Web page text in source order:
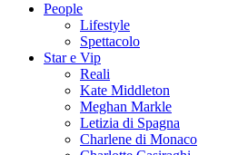
People
Lifestyle
Spettacolo
Star e Vip
Reali
Kate Middleton
Meghan Markle
Letizia di Spagna
Charlene di Monaco